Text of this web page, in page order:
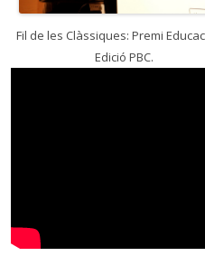
Fil de les Clàssiques: Premi
Edició PBC.